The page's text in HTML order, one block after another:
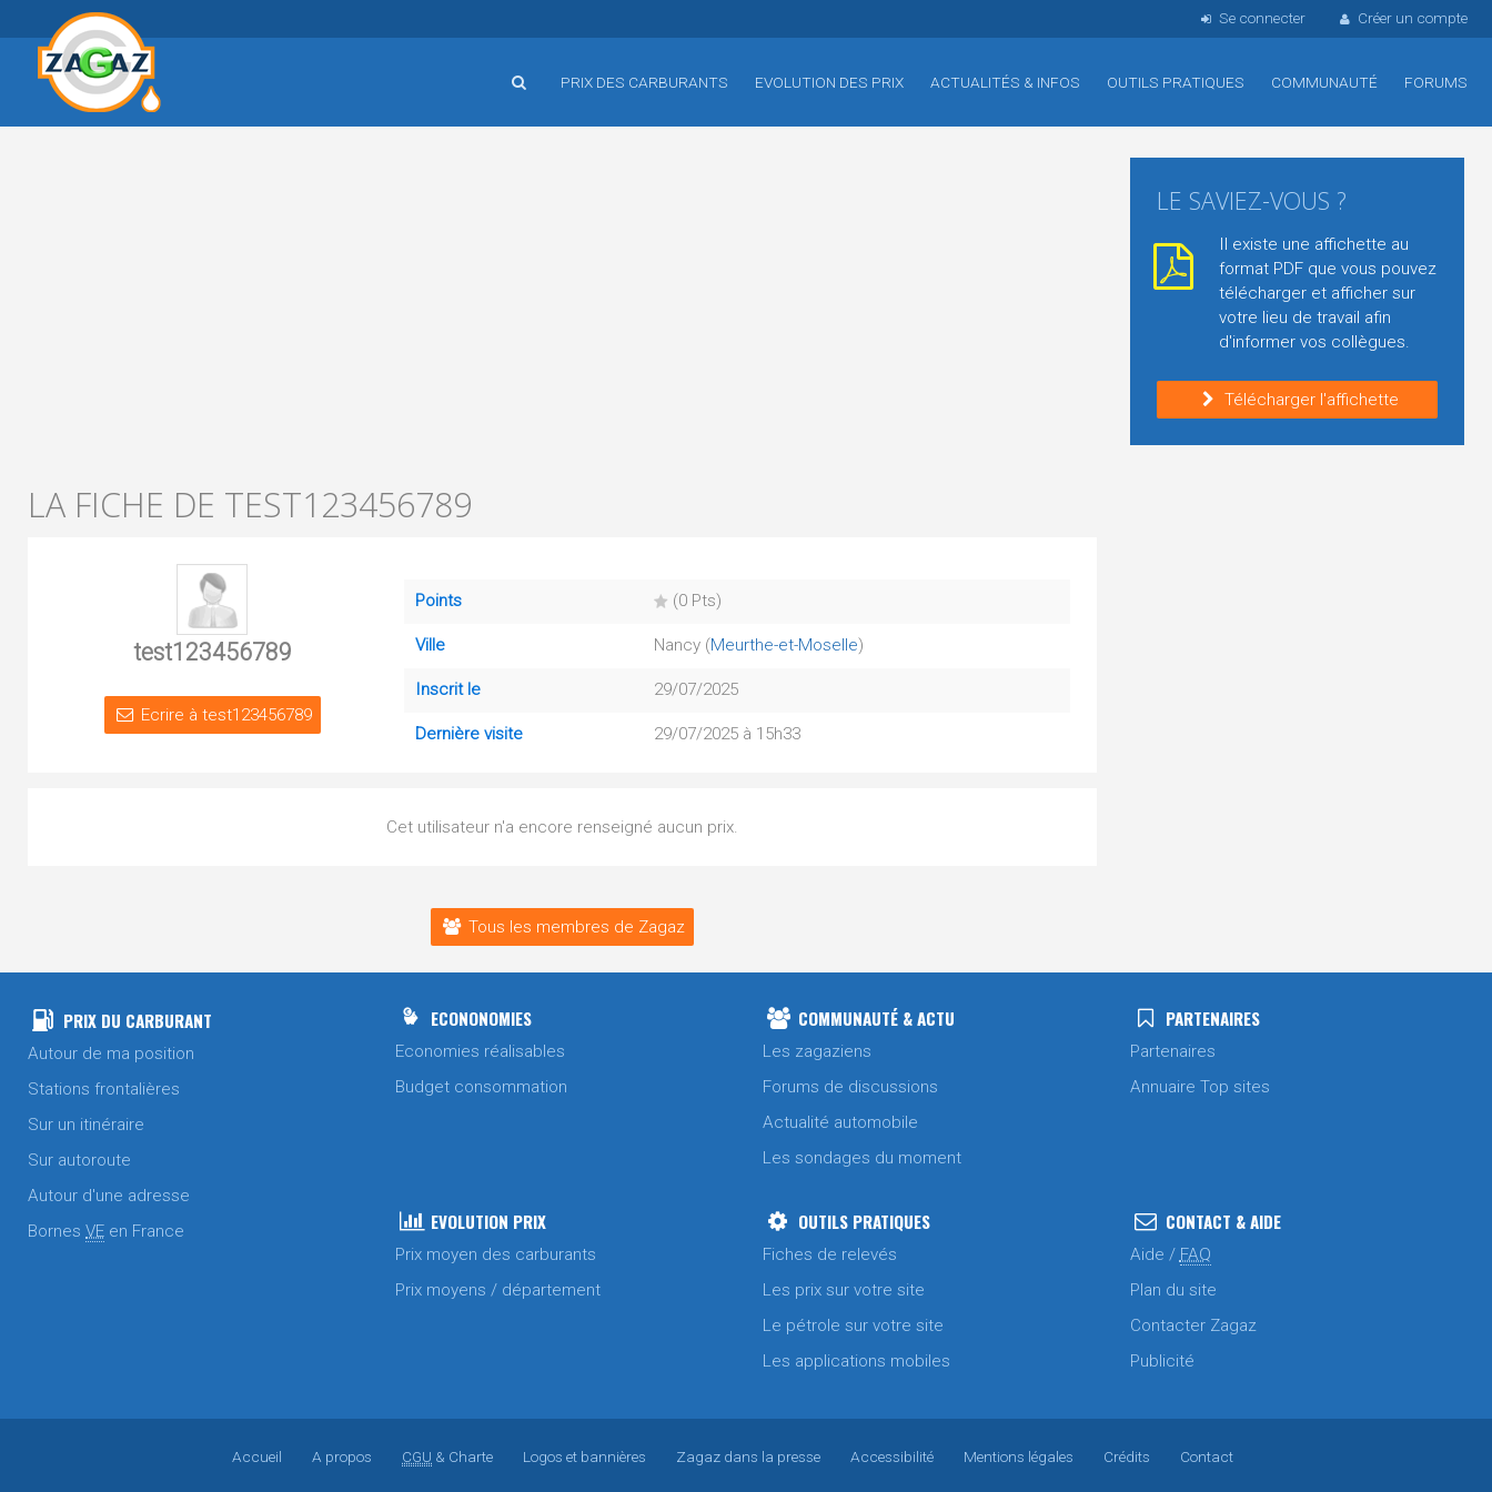
Se connecter Créer un compte
PRIX DES CARBURANTS EVOLUTION DES PRIX ACTUALITÉS & INFOS OUTILS PRATIQUES COMMUNAUTÉ FORUMS
LA FICHE DE TEST123456789
test123456789
Ecrire à test123456789
Points (0 Pts)
Ville Nancy (Meurthe-et-Moselle)
Inscrit le 29/07/2025
Dernière visite 29/07/2025 à 15h33
Cet utilisateur n'a encore renseigné aucun prix.
Tous les membres de Zagaz
LE SAVIEZ-VOUS ?
Il existe une affichette au
format PDF que vous pouvez
télécharger et afficher sur
votre lieu de travail afin
d'informer vos collègues.
Télécharger l'affichette
PRIX DU CARBURANT
Autour de ma position
Stations frontalières
Sur un itinéraire
Sur autoroute
Autour d'une adresse
Bornes VE en France
ECONONOMIES
Economies réalisables
Budget consommation
COMMUNAUTÉ & ACTU
Les zagaziens
Forums de discussions
Actualité automobile
Les sondages du moment
PARTENAIRES
Partenaires
Annuaire Top sites
EVOLUTION PRIX
Prix moyen des carburants
Prix moyens / département
OUTILS PRATIQUES
Fiches de relevés
Les prix sur votre site
Le pétrole sur votre site
Les applications mobiles
CONTACT & AIDE
Aide / FAQ
Plan du site
Contacter Zagaz
Publicité
Accueil A propos CGU & Charte Logos et bannières Zagaz dans la presse Accessibilité Mentions légales Crédits Contact